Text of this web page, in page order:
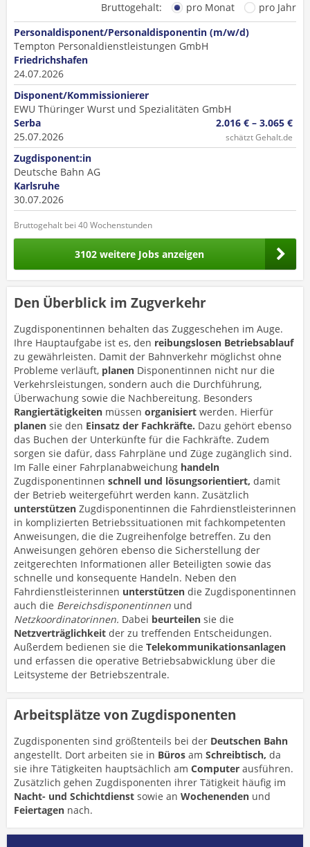
Bruttogehalt: pro Monat
pro Jahr
Personaldisponent/Personaldisponentin (m/w/d)
Tempton Personaldienstleistungen GmbH
Friedrichshafen
24.07.2026
Disponent/Kommissionierer
EWU Thüringer Wurst und Spezialitäten GmbH
Serba
25.07.2026
2.016 € – 3.065 €
schätzt Gehalt.de
Zugdisponent:in
Deutsche Bahn AG
Karlsruhe
30.07.2026
Bruttogehalt bei 40 Wochenstunden
3102 weitere Jobs anzeigen
Den Überblick im Zugverkehr
Zugdisponentinnen behalten das Zuggeschehen im Auge.
Ihre Hauptaufgabe ist es, den reibungslosen Betriebsablauf
zu gewährleisten. Damit der Bahnverkehr möglichst ohne
Probleme verläuft, planen Disponentinnen nicht nur die
Verkehrsleistungen, sondern auch die Durchführung,
Überwachung sowie die Nachbereitung. Besonders
Rangiertätigkeiten müssen organisiert werden. Hierfür
planen sie den Einsatz der Fachkräfte. Dazu gehört ebenso
das Buchen der Unterkünfte für die Fachkräfte. Zudem
sorgen sie dafür, dass Fahrpläne und Züge zugänglich sind.
Im Falle einer Fahrplanabweichung handeln
Zugdisponentinnen schnell und lösungsorientiert, damit
der Betrieb weitergeführt werden kann. Zusätzlich
unterstützen Zugdisponentinnen die Fahrdienstleisterinnen
in komplizierten Betriebssituationen mit fachkompetenten
Anweisungen, die die Zugreihenfolge betreffen. Zu den
Anweisungen gehören ebenso die Sicherstellung der
zeitgerechten Informationen aller Beteiligten sowie das
schnelle und konsequente Handeln. Neben den
Fahrdienstleisterinnen unterstützen die Zugdisponentinnen
auch die Bereichsdisponentinnen und
Netzkoordinatorinnen. Dabei beurteilen sie die
Netzverträglichkeit der zu treffenden Entscheidungen.
Außerdem bedienen sie die Telekommunikationsanlagen
und erfassen die operative Betriebsabwicklung über die
Leitsysteme der Betriebszentrale.
Arbeitsplätze von Zugdisponenten
Zugdisponenten sind größtenteils bei der Deutschen Bahn
angestellt. Dort arbeiten sie in Büros am Schreibtisch, da
sie ihre Tätigkeiten hauptsächlich am Computer ausführen.
Zusätzlich gehen Zugdisponenten ihrer Tätigkeit häufig im
Nacht- und Schichtdienst sowie an Wochenenden und
Feiertagen nach.